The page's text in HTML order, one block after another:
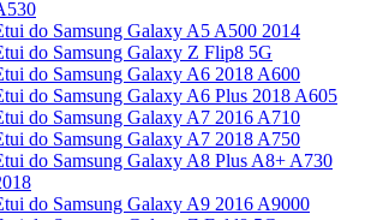
do Samsung Galaxy A5 A500 2014
do Samsung Galaxy Z Flip8 5G
do Samsung Galaxy A6 2018 A600
do Samsung Galaxy A6 Plus 2018 A605
do Samsung Galaxy A7 2016 A710
do Samsung Galaxy A7 2018 A750
do Samsung Galaxy A8 Plus A8+ A730
do Samsung Galaxy A9 2016 A9000